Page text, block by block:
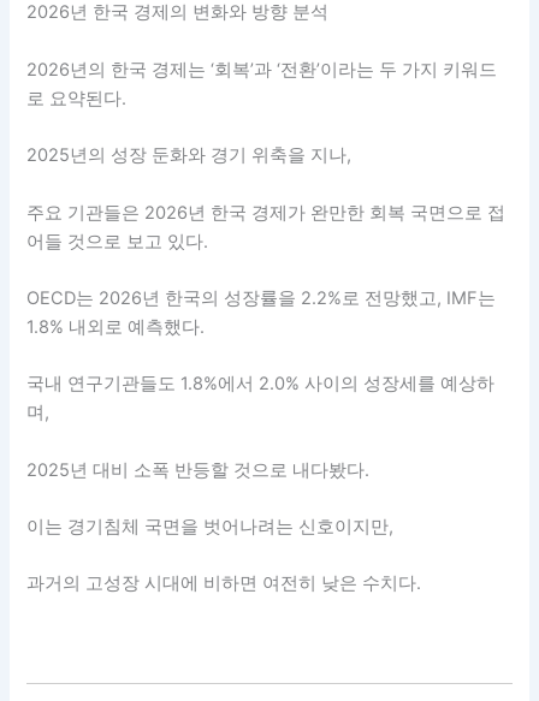
2026년 한국 경제의 변화와 방향 분석
2026년의 한국 경제는 ‘회복’과 ‘전환’이라는 두 가지 키워드
로 요약된다.
2025년의 성장 둔화와 경기 위축을 지나,
주요 기관들은 2026년 한국 경제가 완만한 회복 국면으로 접
어들 것으로 보고 있다.
OECD는 2026년 한국의 성장률을 2.2%로 전망했고, IMF는
1.8% 내외로 예측했다.
국내 연구기관들도 1.8%에서 2.0% 사이의 성장세를 예상하
며,
2025년 대비 소폭 반등할 것으로 내다봤다.
이는 경기침체 국면을 벗어나려는 신호이지만,
과거의 고성장 시대에 비하면 여전히 낮은 수치다.